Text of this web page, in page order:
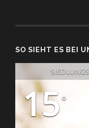
SO SIEHT ES BEI
15°